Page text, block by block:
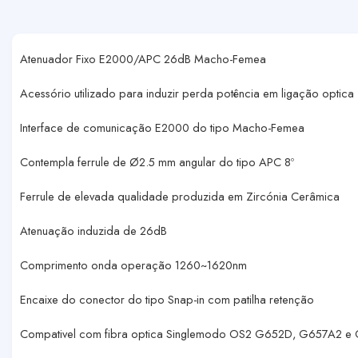
Atenuador Fixo E2000/APC 26dB Macho-Femea
Acessório utilizado para induzir perda potência em ligação optica
Interface de comunicação E2000 do tipo Macho-Femea
Contempla ferrule de Ø2.5 mm angular do tipo APC 8º
Ferrule de elevada qualidade produzida em Zircónia Cerâmica
Atenuação induzida de 26dB
Comprimento onda operação 1260~1620nm
Encaixe do conector do tipo Snap-in com patilha retenção
Compativel com fibra optica Singlemodo OS2 G652D, G657A2 e